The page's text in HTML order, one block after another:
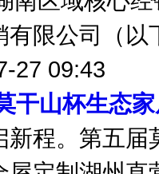
南区域核心
限公司（以
27 09:43
干山杯生态
新程。第五